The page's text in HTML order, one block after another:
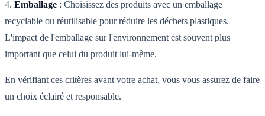
4. Emballage : Choisissez des produits avec un emballage
recyclable ou réutilisable pour réduire les déchets plastiques.
L'impact de l'emballage sur l'environnement est souvent plus
important que celui du produit lui-même.
En vérifiant ces critères avant votre achat, vous vous assurez de faire
un choix éclairé et responsable.